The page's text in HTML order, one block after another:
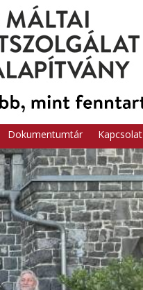
Dokumentumtár Kapcsolat